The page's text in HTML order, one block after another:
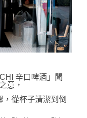
辛口啤酒」聞
意，
從杯子清潔到倒